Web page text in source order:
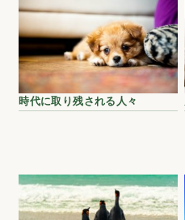
時代に取り残される人々